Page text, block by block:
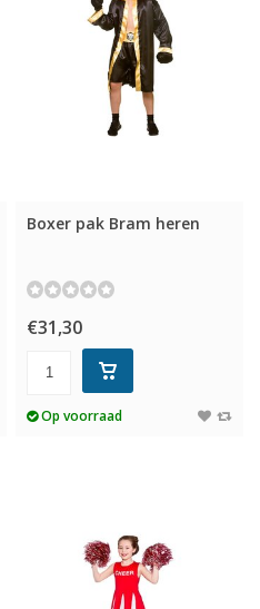
Boxer pak Bram heren
€31,30
Op voorraad